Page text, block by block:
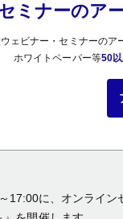
ミナーのア
ェビナー・セミナーのア
ホワイトペーパー等50
17:00に、オンライ